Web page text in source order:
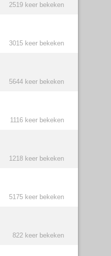
2519 keer bekeken
3015 keer bekeken
5644 keer bekeken
1116 keer bekeken
1218 keer bekeken
5175 keer bekeken
822 keer bekeken